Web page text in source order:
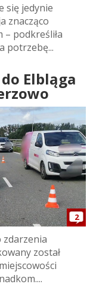
się jedynie
znacząco
podkreśliła
potrzebę...
Elbląga
2
zdarzenia
został